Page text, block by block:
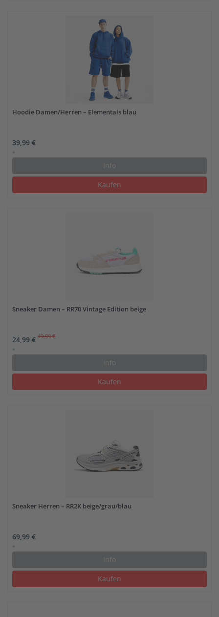
Hoodie Damen/Herren – Elementals blau
39,99 €
*
Info
Kaufen
Sneaker Damen – RR70 Vintage Edition beige
24,99 € 49,99 €
*
Info
Kaufen
Sneaker Herren – RR2K beige/grau/blau
69,99 €
*
Info
Kaufen